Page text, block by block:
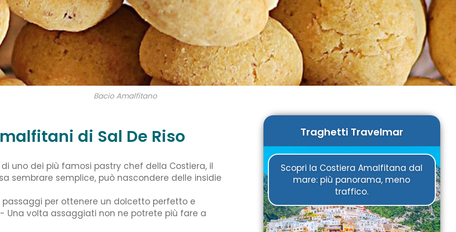
Bacio Amalfitano
di Sal De Riso
uno dei più famosi pastry chef della Costiera, il
sembrare semplice, può nascondere delle insidie
per ottenere un dolcetto perfetto e
Una volta assaggiati non ne potrete più fare a
Traghetti Travelmar
Scopri la Costiera Amalfitana dal
mare: più panorama, meno
traffico.